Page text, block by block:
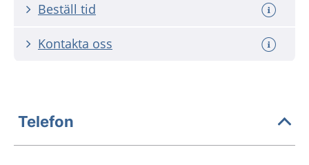
Beställ tid
Kontakta oss
Telefon